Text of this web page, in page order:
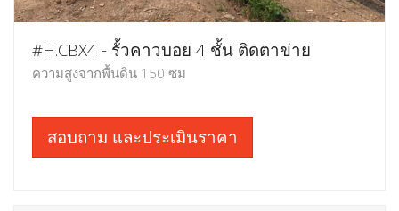
#H.CBX4 - รั้วคาวบอย 4 ชั้น ติดตาข่าย
ความสูงจากพื้นดิน 150 ซม
สอบถาม และประเมินราคา